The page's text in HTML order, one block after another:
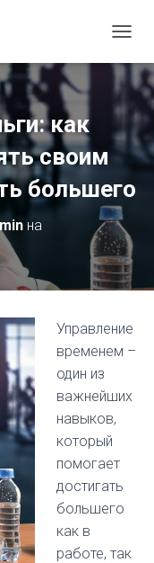
как
своим
большего
на
Управление
временем –
один из
важнейших
навыков,
который
помогает
достигать
большего
как в
работе, так